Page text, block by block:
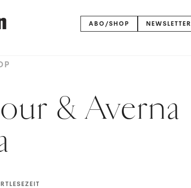
ABO/SHOP NEWSLETTER
& Averna
LESEZEIT